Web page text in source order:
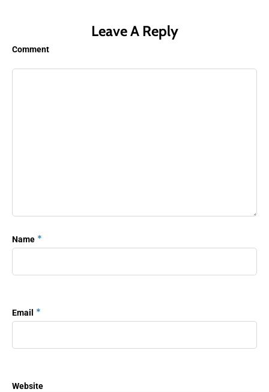
Leave A Reply
Comment
Name *
Email *
Website